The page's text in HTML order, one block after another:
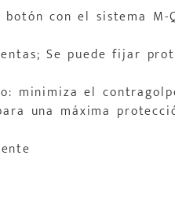
con el sistema M-
Se puede fijar
minimiza el
una máxima